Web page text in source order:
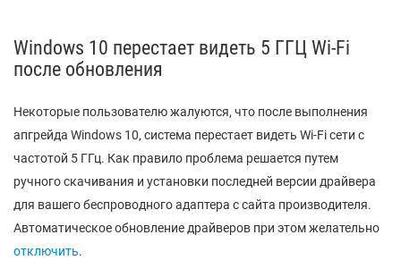
Windows 10 перестает видеть 5 ГГЦ Wi-Fi
после обновления
Некоторые пользователю жалуются, что после выполнения
апгрейда Windows 10, система перестает видеть Wi-Fi сети с
частотой 5 ГГц. Как правило проблема решается путем
ручного скачивания и установки последней версии драйвера
для вашего беспроводного адаптера с сайта производителя.
Автоматическое обновление драйверов при этом желательно
отключить.